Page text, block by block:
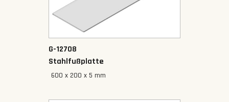
G-12708
Stahlfußplatte
600 x 200 x 5 mm